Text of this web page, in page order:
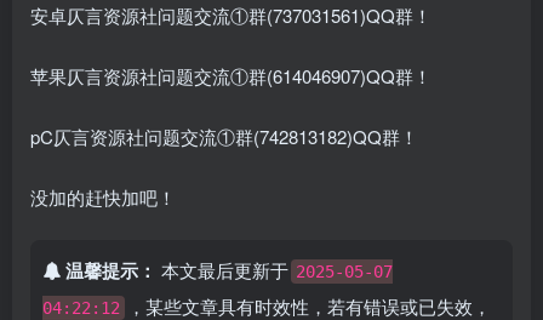
安卓仄言资源社问题交流①群(737031561)QQ群！
苹果仄言资源社问题交流①群(614046907)QQ群！
pC仄言资源社问题交流①群(742813182)QQ群！
没加的赶快加吧！
温馨提示： 本文最后更新于 2025-05-07
04:22:12
，某些文章具有时效性，若有错误或已失效，